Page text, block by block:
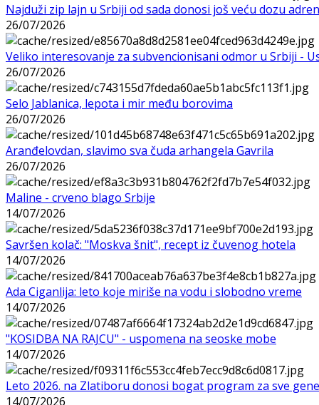
Najduži zip lajn u Srbiji od sada donosi još veću dozu
26/07/2026
Veliko interesovanje za subvencionisani odmor u Srbiji -
26/07/2026
Selo Jablanica, lepota i mir među borovima
26/07/2026
Aranđelovdan, slavimo sva čuda arhangela Gavrila
26/07/2026
Maline - crveno blago Srbije
14/07/2026
Savršen kolač: "Moskva šnit", recept iz čuvenog hotela
14/07/2026
Ada Ciganlija: leto koje miriše na vodu i slobodno vreme
14/07/2026
"KOSIDBA NA RAJCU" - uspomena na seoske mobe
14/07/2026
Leto 2026. na Zlatiboru donosi bogat program za sve
14/07/2026